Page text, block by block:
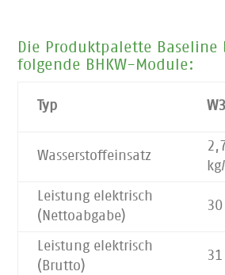
Die Produktpalette
folgende BHKW-Module:
Typ
Wasserstoffeinsatz
Leistung elektrisch
(Nettoabgabe)
Leistung elektrisch
(Brutto)